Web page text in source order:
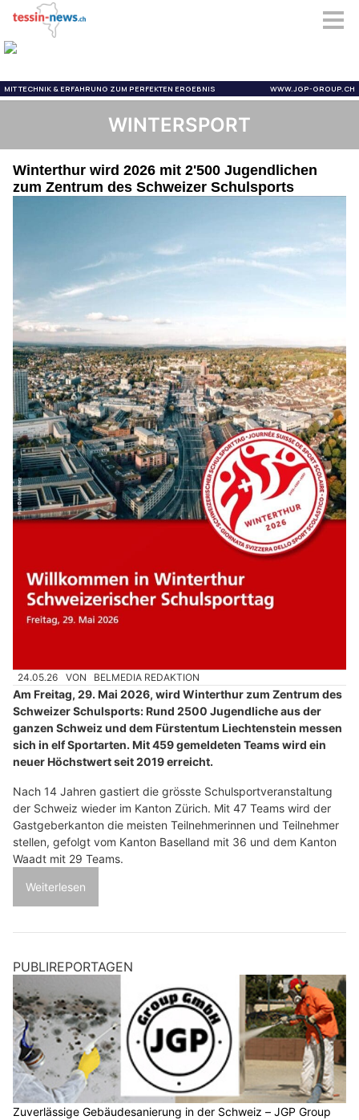
WINTERSPORT
Winterthur wird 2026 mit 2'500 Jugendlichen
zum Zentrum des Schweizer Schulsports
24.05.26 VON BELMEDIA REDAKTION
Am Freitag, 29. Mai 2026, wird Winterthur zum Zentrum des
Schweizer Schulsports: Rund 2500 Jugendliche aus der
ganzen Schweiz und dem Fürstentum Liechtenstein messen
sich in elf Sportarten. Mit 459 gemeldeten Teams wird ein
neuer Höchstwert seit 2019 erreicht.
Nach 14 Jahren gastiert die grösste Schulsportveranstaltung
der Schweiz wieder im Kanton Zürich. Mit 47 Teams wird der
Gastgeberkanton die meisten Teilnehmerinnen und Teilnehmer
stellen, gefolgt vom Kanton Baselland mit 36 und dem Kanton
Waadt mit 29 Teams.
Weiterlesen
PUBLIREPORTAGEN
Zuverlässige Gebäudesanierung in der Schweiz – JGP Group